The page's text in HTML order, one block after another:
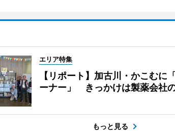
エリア特集
【リポート】加古川・かこむに
ーナー」 きっかけは製薬会社
もっと見る